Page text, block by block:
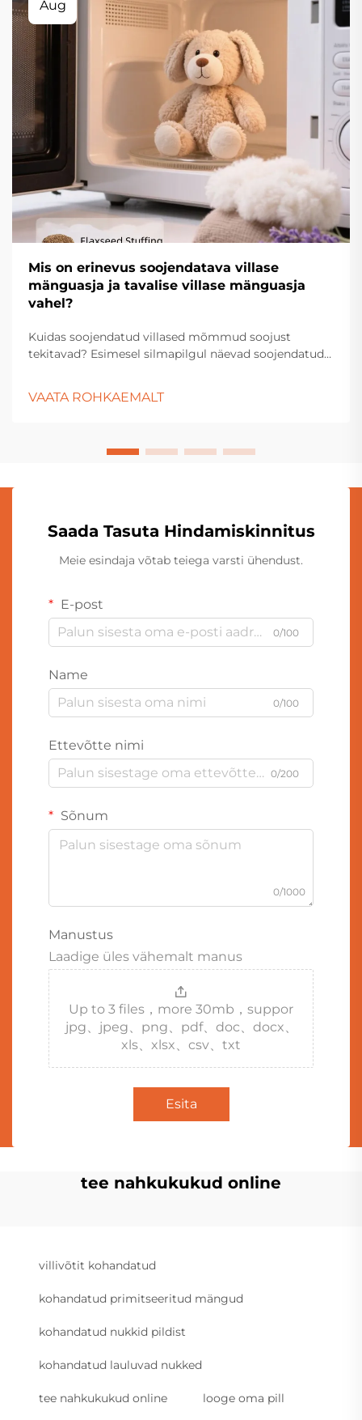
Aug
Mis on erinevus soojendatava villase
mänguasja ja tavalise villase mänguasja
vahel?
Kuidas soojendatud villased mõmmud soojust
tekitavad? Esimesel silmapilgul näevad soojendatud
kangast. Sisustus on aga üsna erinev. Lisaks
VAATA ROHKAEMALT
Saada Tasuta Hindamiskinnitus
Meie esindaja võtab teiega varsti ühendust.
E-post
0/100
Name
0/100
Ettevõtte nimi
0/200
Sõnum
0/1000
Manustus
Laadige üles vähemalt manus
Up to 3 files，more 30mb，suppor
jpg、jpeg、png、pdf、doc、docx、
xls、xlsx、csv、txt
Esita
tee nahkukukud online
villivõtit kohandatud
kohandatud primitseeritud mängud
kohandatud nukkid pildist
kohandatud lauluvad nukked
tee nahkukukud online looge oma pill